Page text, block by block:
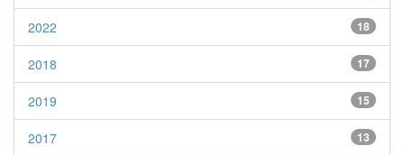
18
2022
17
2018
15
2019
13
2017